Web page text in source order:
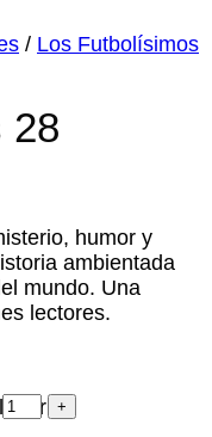
/ Los Futbolísimos
28
humor y
ambientada
mundo. Una
lectores.